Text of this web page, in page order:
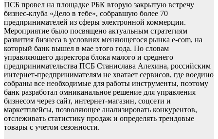
ПСБ провел на площадке РБК вторую закрытую встречу
бизнес-клуба «Дело в тебе», собравшую более 70
предпринимателей из сферы электронной коммерции.
Мероприятие было посвящено актуальным стратегиям
развития бизнеса в условиях меняющегося рынка e-com, на
который банк вышел в мае этого года. По словам
управляющего директора блока малого и среднего
предпринимательства ПСБ Станислава Алехина, российским
интернет-предпринимателям не хватает сервисов, где воедино
собраны все необходимые для работы инструменты, поэтому
банк разработал омниканальное решение для управления
бизнесом через сайт, интернет-магазин, соцсети и
маркетплейсы, позволяющее анализировать конкурентов,
отслеживать статистику продаж и определять трендовые
товары с учетом сезонности.